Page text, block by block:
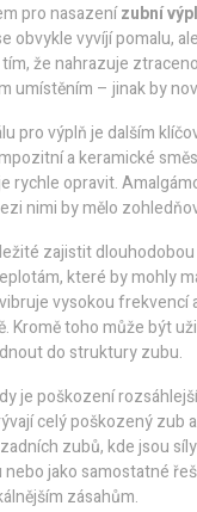
pro nasazenízubní
obvykle vyvíjí pomalu,
že nahrazuje
umístěním – jinak by
pro výplň je dalším
a keramické
rychle opravit.
nimi by mělo
zajistit
které by mohly
vysokou frekvencí
Kromě toho může být
do struktury zubu.
je poškození
celý poškozený zub
zubů, kde jsou
jako samostatné
zásahům.